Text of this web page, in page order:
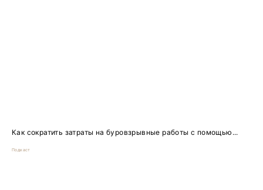
Как сократить затраты на буровзрывные работы с помощью...
Подкаст